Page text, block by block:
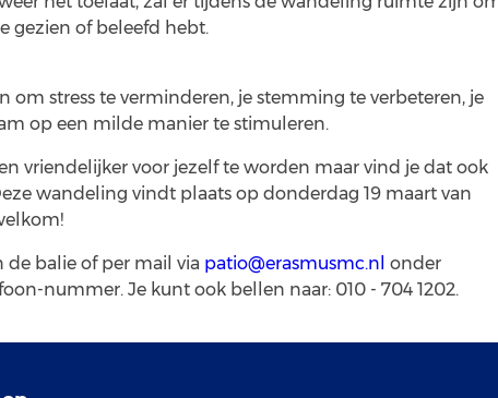
gezien of beleefd hebt.
stress te verminderen, je stemming te verbeteren, je
op een milde manier te stimuleren.
vriendelijker voor jezelf te worden maar vind je dat ook
wandeling vindt plaats op donderdag 19 maart van
de balie of per mail via patio@erasmusmc.nl onder
nummer. Je kunt ook bellen naar: 010 - 704 1202.